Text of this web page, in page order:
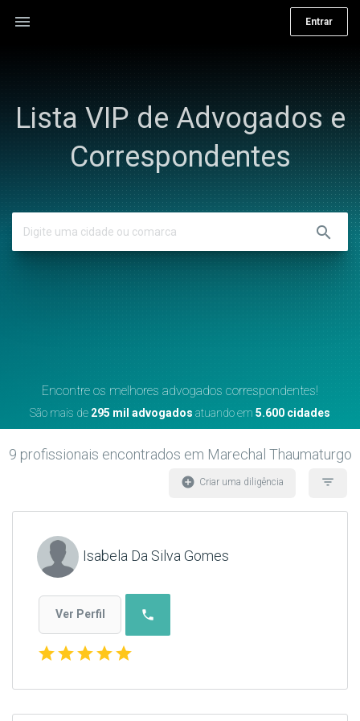
menu Entrar
Lista VIP de Advogados e
Correspondentes
search
Encontre os melhores advogados correspondentes!
São mais de 295 mil advogados atuando em 5.600 cidades
9 profissionais encontrados em Marechal Thaumaturgo
filter_list
add_circle Criar uma diligência
Isabela Da Silva Gomes
Ver Perfil phone
starstarstarstarstar